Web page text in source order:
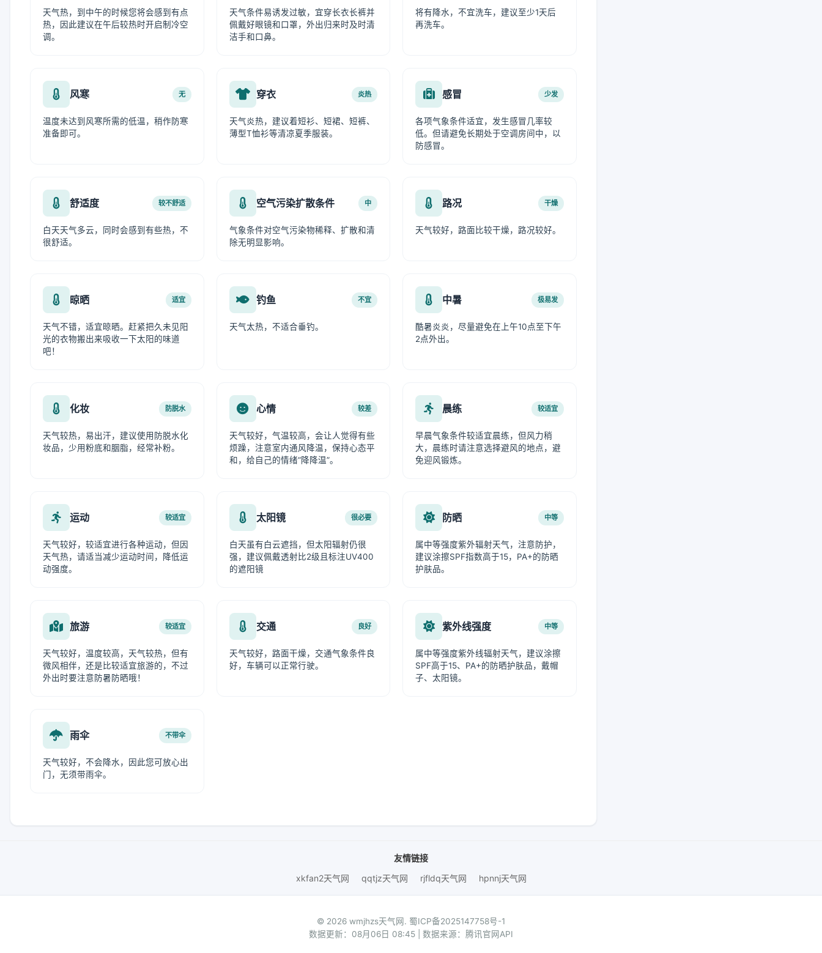
天气热，到中午的时候您将会感到有点
热，因此建议在午后较热时开启制冷空
调。
天气条件易诱发过敏，宜穿长衣长裤并
佩戴好眼镜和口罩，外出归来时及时清
洁手和口鼻。
将有降水，不宜洗车，建议至少1天后
再洗车。
风寒 无
温度未达到风寒所需的低温，稍作防寒
准备即可。
穿衣 炎热
天气炎热，建议着短衫、短裙、短裤、
薄型T恤衫等清凉夏季服装。
感冒 少发
各项气象条件适宜，发生感冒几率较
低。但请避免长期处于空调房间中，以
防感冒。
舒适度 较不舒适
白天天气多云，同时会感到有些热，不
很舒适。
空气污染扩散条件 中
气象条件对空气污染物稀释、扩散和清
除无明显影响。
路况 干燥
天气较好，路面比较干燥，路况较好。
晾晒 适宜
天气不错，适宜晾晒。赶紧把久未见阳
光的衣物搬出来吸收一下太阳的味道
吧！
钓鱼 不宜
天气太热，不适合垂钓。
中暑 极易发
酷暑炎炎，尽量避免在上午10点至下午
2点外出。
化妆 防脱水
天气较热，易出汗，建议使用防脱水化
妆品，少用粉底和胭脂，经常补粉。
心情 较差
天气较好，气温较高，会让人觉得有些
烦躁，注意室内通风降温，保持心态平
和，给自己的情绪“降降温”。
晨练 较适宜
早晨气象条件较适宜晨练，但风力稍
大，晨练时请注意选择避风的地点，避
免迎风锻炼。
运动 较适宜
天气较好，较适宜进行各种运动，但因
天气热，请适当减少运动时间，降低运
动强度。
太阳镜 很必要
白天虽有白云遮挡，但太阳辐射仍很
强，建议佩戴透射比2级且标注UV400
的遮阳镜
防晒 中等
属中等强度紫外辐射天气，注意防护，
建议涂擦SPF指数高于15，PA+的防晒
护肤品。
旅游 较适宜
天气较好，温度较高，天气较热，但有
微风相伴，还是比较适宜旅游的，不过
外出时要注意防暑防晒哦！
交通 良好
天气较好，路面干燥，交通气象条件良
好，车辆可以正常行驶。
紫外线强度 中等
属中等强度紫外线辐射天气，建议涂擦
SPF高于15、PA+的防晒护肤品，戴帽
子、太阳镜。
雨伞 不带伞
天气较好，不会降水，因此您可放心出
门，无须带雨伞。
友情链接
xkfan2天气网
qqtjz天气网 rjfldq天气网 hpnnj天气网
© 2026 wmjhzs天气网. 蜀ICP备2025147758号-1
数据更新：08月06日 08:45 | 数据来源：腾讯官网API